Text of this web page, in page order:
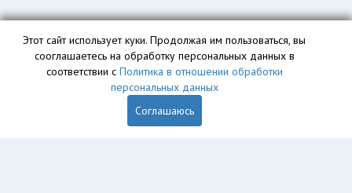
Этот сайт использует куки. Продолжая им пользоваться, вы
сооглашаетесь на обработку персональных данных в
соответствии с Политика в отношении обработки
персональных данных
Соглашаюсь